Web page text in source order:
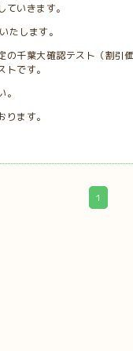
いきます。
たします。
千葉大確認テスト（割引
です。
ます。
1